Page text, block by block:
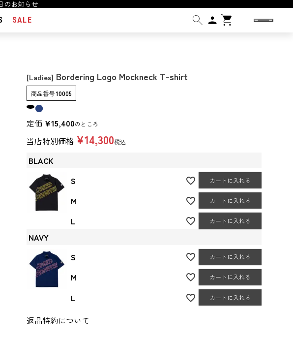
のお知らせ
SALE
[Ladies] Bordering Logo Mockneck T-shirt
商品番号10005
定価 ¥15,400のところ
当店特別価格 ¥14,300税込
BLACK
S
カートに入れる
M カートに入れる
L カートに入れる
NAVY
S
カートに入れる
M カートに入れる
L カートに入れる
返品特約について